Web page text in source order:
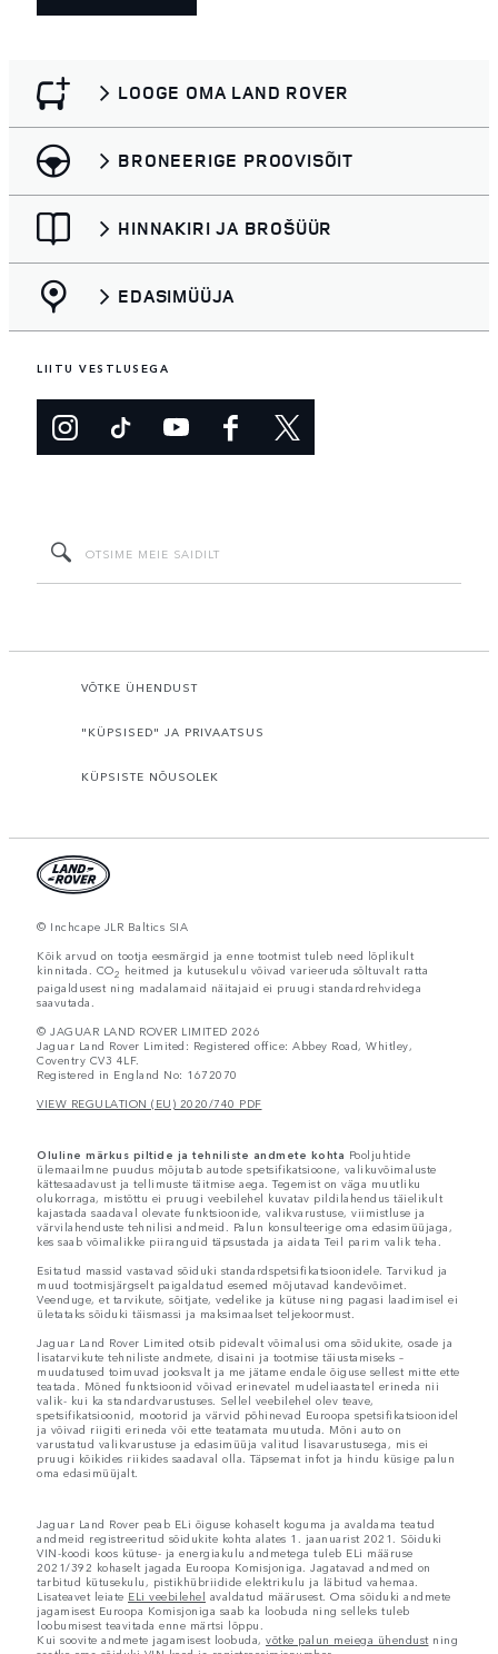
LOOGE OMA LAND ROVER
BRONEERIGE PROOVISÕIT
HINNAKIRI JA BROŠÜÜR
EDASIMÜÜJA
LIITU VESTLUSEGA
VÕTKE ÜHENDUST
"KÜPSISED" JA PRIVAATSUS
KÜPSISTE NÕUSOLEK
© Inchcape JLR Baltics SIA
Kõik arvud on tootja eesmärgid ja enne tootmist tuleb need lõplikult
kinnitada. CO2 heitmed ja kutusekulu võivad varieeruda sõltuvalt ratta
paigaldusest ning madalamaid näitajaid ei pruugi standardrehvidega
saavutada.
© JAGUAR LAND ROVER LIMITED 2026
Jaguar Land Rover Limited: Registered office: Abbey Road, Whitley,
Coventry CV3 4LF.
Registered in England No: 1672070
VIEW REGULATION (EU) 2020/740 PDF
Oluline märkus piltide ja tehniliste andmete kohta Pooljuhtide
ülemaailmne puudus mõjutab autode spetsifikatsioone, valikuvõimaluste
kättesaadavust ja tellimuste täitmise aega. Tegemist on väga muutliku
olukorraga, mistõttu ei pruugi veebilehel kuvatav pildilahendus täielikult
kajastada saadaval olevate funktsioonide, valikvarustuse, viimistluse ja
värvilahenduste tehnilisi andmeid. Palun konsulteerige oma edasimüüjaga,
kes saab võimalikke piiranguid täpsustada ja aidata Teil parim valik teha.
Esitatud massid vastavad sõiduki standardspetsifikatsioonidele. Tarvikud ja
muud tootmisjärgselt paigaldatud esemed mõjutavad kandevõimet.
Veenduge, et tarvikute, sõitjate, vedelike ja kütuse ning pagasi laadimisel ei
ületataks sõiduki täismassi ja maksimaalset teljekoormust.
Jaguar Land Rover Limited otsib pidevalt võimalusi oma sõidukite, osade ja
lisatarvikute tehniliste andmete, disaini ja tootmise täiustamiseks –
muudatused toimuvad jooksvalt ja me jätame endale õiguse sellest mitte ette
teatada. Mõned funktsioonid võivad erinevatel mudeliaastatel erineda nii
valik- kui ka standardvarustuses. Sellel veebilehel olev teave,
spetsifikatsioonid, mootorid ja värvid põhinevad Euroopa spetsifikatsioonidel
ja võivad riigiti erineda või ette teatamata muutuda. Mõni auto on
varustatud valikvarustuse ja edasimüüja valitud lisavarustusega, mis ei
pruugi kõikides riikides saadaval olla. Täpsemat infot ja hindu küsige palun
oma edasimüüjalt.
Jaguar Land Rover peab ELi õiguse kohaselt koguma ja avaldama teatud
andmeid registreeritud sõidukite kohta alates 1. jaanuarist 2021. Sõiduki
VIN-koodi koos kütuse- ja energiakulu andmetega tuleb ELi määruse
2021/392 kohaselt jagada Euroopa Komisjoniga. Jagatavad andmed on
tarbitud kütusekulu, pistikhübriidide elektrikulu ja läbitud vahemaa.
Lisateavet leiate ELi veebilehel avaldatud määrusest. Oma sõiduki andmete
jagamisest Euroopa Komisjoniga saab ka loobuda ning selleks tuleb
loobumisest teavitada enne märtsi lõppu.
Kui soovite andmete jagamisest loobuda, võtke palun meiega ühendust ning